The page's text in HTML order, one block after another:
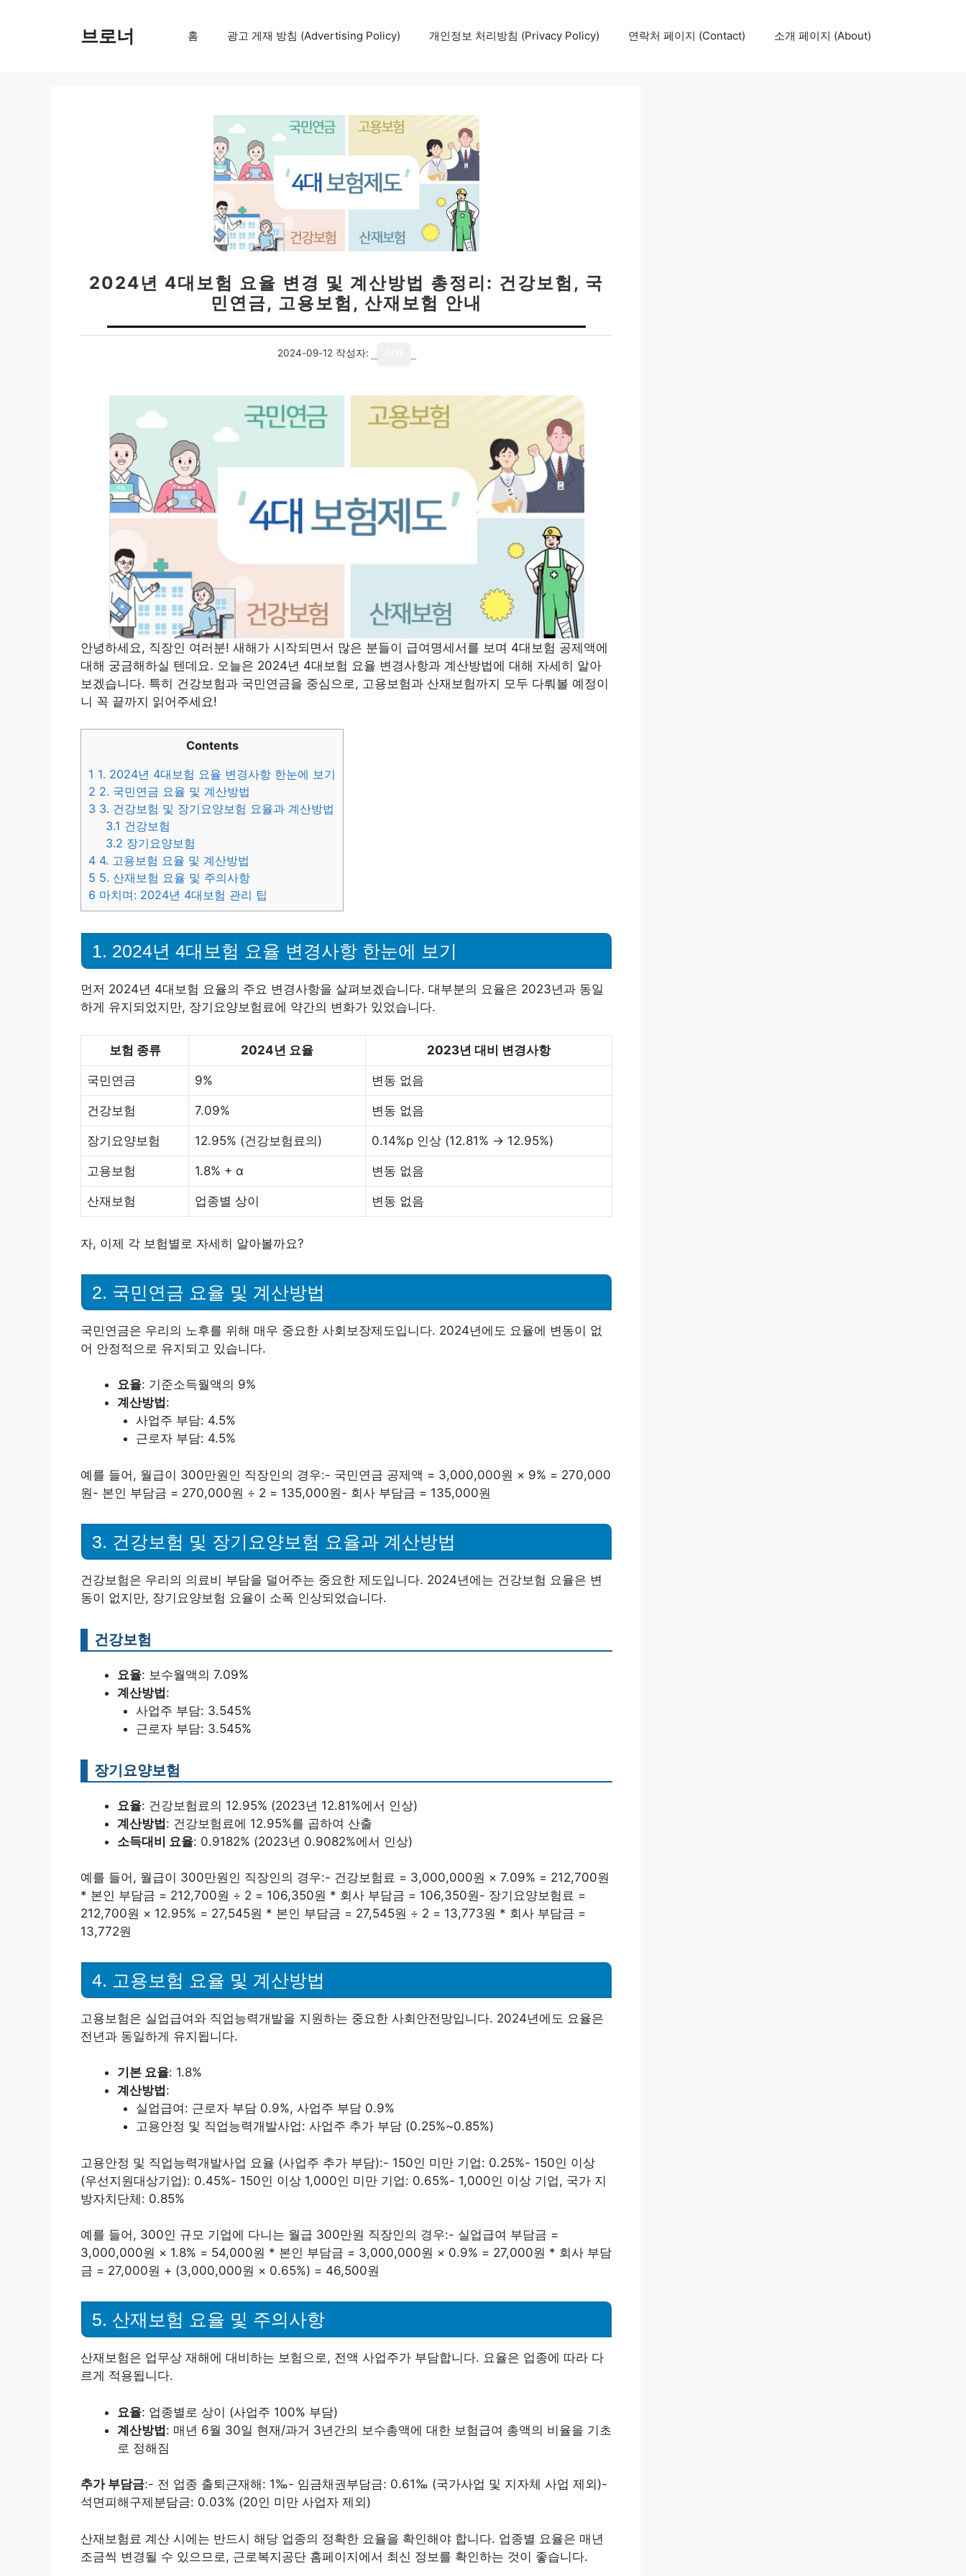
브로너 홈 광고 게재 방침 (Advertising Policy) 개인정보 처리방침 (Privacy Policy) 연락처 페이지 (Contact) 소개 페이지 (About)
2024년 4대보험 요율 변경 및 계산방법 총정리: 건강보험, 국
민연금, 고용보험, 산재보험 안내
2024-09-12 작성자:
안녕하세요, 직장인 여러분! 새해가 시작되면서 많은 분들이 급여명세서를 보며 4대보험 공제액에
대해 궁금해하실 텐데요. 오늘은 2024년 4대보험 요율 변경사항과 계산방법에 대해 자세히 알아
보겠습니다. 특히 건강보험과 국민연금을 중심으로, 고용보험과 산재보험까지 모두 다뤄볼 예정이
니 꼭 끝까지 읽어주세요!
Contents
1 1. 2024년 4대보험 요율 변경사항 한눈에 보기
2 2. 국민연금 요율 및 계산방법
3 3. 건강보험 및 장기요양보험 요율과 계산방법
3.1 건강보험
3.2 장기요양보험
4 4. 고용보험 요율 및 계산방법
5 5. 산재보험 요율 및 주의사항
6 마치며: 2024년 4대보험 관리 팁
1. 2024년 4대보험 요율 변경사항 한눈에 보기
먼저 2024년 4대보험 요율의 주요 변경사항을 살펴보겠습니다. 대부분의 요율은 2023년과 동일
하게 유지되었지만, 장기요양보험료에 약간의 변화가 있었습니다.
보험 종류 2024년 요율 2023년 대비 변경사항
국민연금 9% 변동 없음
건강보험 7.09% 변동 없음
장기요양보험 12.95% (건강보험료의) 0.14%p 인상 (12.81% → 12.95%)
고용보험 1.8% + α 변동 없음
산재보험 업종별 상이 변동 없음
자, 이제 각 보험별로 자세히 알아볼까요?
2. 국민연금 요율 및 계산방법
국민연금은 우리의 노후를 위해 매우 중요한 사회보장제도입니다. 2024년에도 요율에 변동이 없
어 안정적으로 유지되고 있습니다.
요율: 기준소득월액의 9%
계산방법 :
사업주 부담: 4.5%
근로자 부담: 4.5%
예를 들어, 월급이 300만원인 직장인의 경우:- 국민연금 공제액 = 3,000,000원 × 9% = 270,000
원- 본인 부담금 = 270,000원 ÷ 2 = 135,000원- 회사 부담금 = 135,000원
3. 건강보험 및 장기요양보험 요율과 계산방법
건강보험은 우리의 의료비 부담을 덜어주는 중요한 제도입니다. 2024년에는 건강보험 요율은 변
동이 없지만, 장기요양보험 요율이 소폭 인상되었습니다.
건강보험
요율: 보수월액의 7.09%
계산방법:
사업주 부담: 3.545%
근로자 부담: 3.545%
장기요양보험
요율: 건강보험료의 12.95% (2023년 12.81%에서 인상)
계산방법: 건강보험료에 12.95%를 곱하여 산출
소득대비 요율: 0.9182% (2023년 0.9082%에서 인상)
예를 들어, 월급이 300만원인 직장인의 경우:- 건강보험료 = 3,000,000원 × 7.09% = 212,700원
* 본인 부담금 = 212,700원 ÷ 2 = 106,350원 * 회사 부담금 = 106,350원- 장기요양보험료 =
212,700원 × 12.95% = 27,545원 * 본인 부담금 = 27,545원 ÷ 2 = 13,773원 * 회사 부담금 =
13,772원
4. 고용보험 요율 및 계산방법
고용보험은 실업급여와 직업능력개발을 지원하는 중요한 사회안전망입니다. 2024년에도 요율은
전년과 동일하게 유지됩니다.
기본 요율: 1.8%
계산방법 :
실업급여: 근로자 부담 0.9%, 사업주 부담 0.9%
고용안정 및 직업능력개발사업: 사업주 추가 부담 (0.25%~0.85%)
고용안정 및 직업능력개발사업 요율 (사업주 추가 부담):- 150인 미만 기업: 0.25%- 150인 이상
(우선지원대상기업): 0.45%- 150인 이상 1,000인 미만 기업: 0.65%- 1,000인 이상 기업, 국가 지
방자치단체: 0.85%
예를 들어, 300인 규모 기업에 다니는 월급 300만원 직장인의 경우:- 실업급여 부담금 =
3,000,000원 × 1.8% = 54,000원 * 본인 부담금 = 3,000,000원 × 0.9% = 27,000원 * 회사 부담
금 = 27,000원 + (3,000,000원 × 0.65%) = 46,500원
5. 산재보험 요율 및 주의사항
산재보험은 업무상 재해에 대비하는 보험으로, 전액 사업주가 부담합니다. 요율은 업종에 따라 다
르게 적용됩니다.
요율: 업종별로 상이 (사업주 100% 부담)
계산방법: 매년 6월 30일 현재/과거 3년간의 보수총액에 대한 보험급여 총액의 비율을 기초
로 정해짐
추가 부담금:- 전 업종 출퇴근재해: 1‰- 임금채권부담금: 0.61‰ (국가사업 및 지자체 사업 제외)-
석면피해구제분담금: 0.03% (20인 미만 사업자 제외)
산재보험료 계산 시에는 반드시 해당 업종의 정확한 요율을 확인해야 합니다. 업종별 요율은 매년
조금씩 변경될 수 있으므로, 근로복지공단 홈페이지에서 최신 정보를 확인하는 것이 좋습니다.